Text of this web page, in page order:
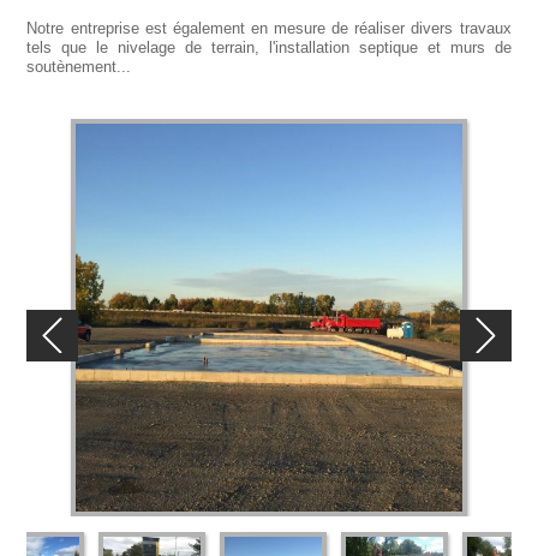
Notre entreprise est également en mesure de réaliser divers travaux
tels que le nivelage de terrain, l'installation septique et murs de
soutènement...